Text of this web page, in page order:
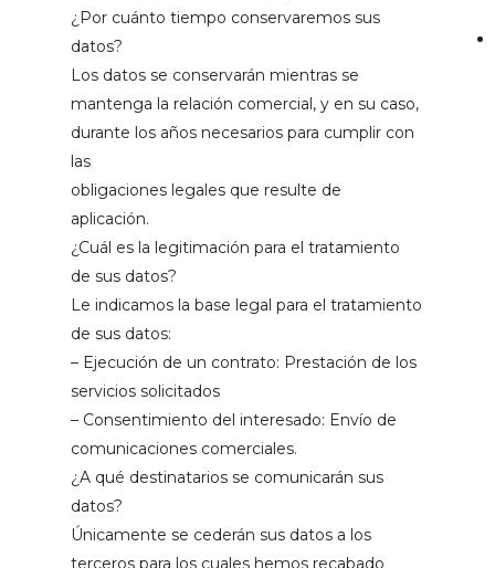
¿Por cuánto tiempo conservaremos sus
datos?
Los datos se conservarán mientras se
mantenga la relación comercial, y en su caso,
durante los años necesarios para cumplir con
las
obligaciones legales que resulte de
aplicación.
¿Cuál es la legitimación para el tratamiento
de sus datos?
Le indicamos la base legal para el tratamiento
de sus datos:
– Ejecución de un contrato: Prestación de los
servicios solicitados
– Consentimiento del interesado: Envío de
comunicaciones comerciales.
¿A qué destinatarios se comunicarán sus
datos?
Únicamente se cederán sus datos a los
terceros para los cuales hemos recabado